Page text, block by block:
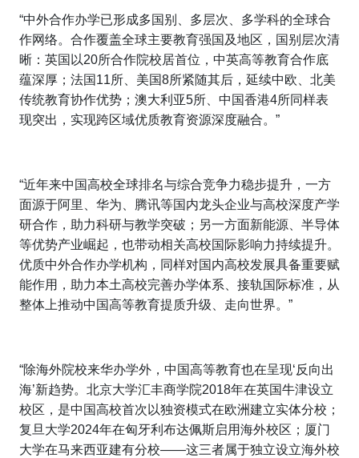
“中外合作办学已形成多国别、多层次、多学科的全球合
作网络。合作覆盖全球主要教育强国及地区，国别层次清
晰：英国以20所合作院校居首位，中英高等教育合作底
蕴深厚；法国11所、美国8所紧随其后，延续中欧、北美
传统教育协作优势；澳大利亚5所、中国香港4所同样表
现突出，实现跨区域优质教育资源深度融合。”
“近年来中国高校全球排名与综合竞争力稳步提升，一方
面源于阿里、华为、腾讯等国内龙头企业与高校深度产学
研合作，助力科研与教学突破；另一方面新能源、半导体
等优势产业崛起，也带动相关高校国际影响力持续提升。
优质中外合作办学机构，同样对国内高校发展具备重要赋
能作用，助力本土高校完善办学体系、接轨国际标准，从
整体上推动中国高等教育提质升级、走向世界。”
“除海外院校来华办学外，中国高等教育也在呈现‘反向出
海’新趋势。北京大学汇丰商学院2018年在英国牛津设立
校区，是中国高校首次以独资模式在欧洲建立实体分校；
复旦大学2024年在匈牙利布达佩斯启用海外校区；厦门
大学在马来西亚建有分校——这三者属于独立设立海外校